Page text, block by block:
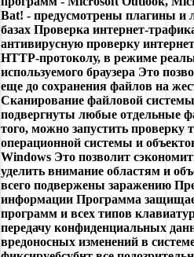
Bat! - предусмотрены плагины и
базах Проверка интернет-
антивирусную проверку
HTTP-протоколу, в режиме
используемого браузера Это
еще до сохранения файлов на
Сканирование файловой
подвергнуты любые отдельные
того, можно запустить проверку
операционной системы и
Windows Это позволит
уделить внимание областям и
всего подвержены заражению
информации Программа
программ и всех типов
передачу конфиденциальных
вредоносных изменений в